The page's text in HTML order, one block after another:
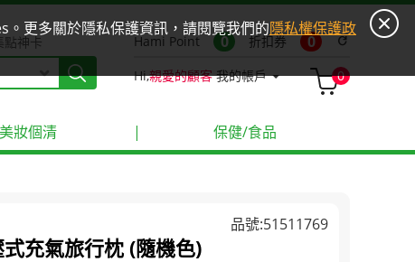
更多關於隱私保護資訊，請閱覽我們的隱私權保護政
點神卡 Hami Point 0 折扣券 0 refresh
Hi,親愛的顧客 我的帳戶 0
美妝個清 | 保健/食品
品號:51511769
式充氣旅行枕 (隨機色)